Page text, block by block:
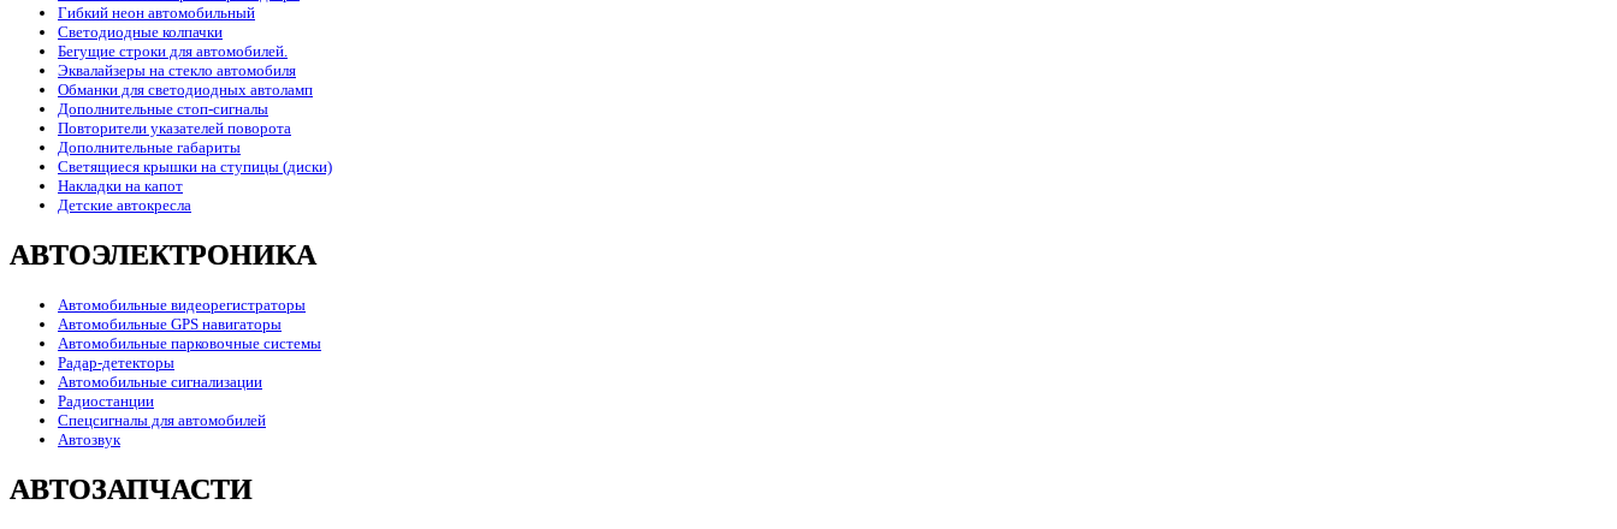
Гибкий неон автомобильный
Светодиодные колпачки
Бегущие строки для автомобилей.
Эквалайзеры на стекло автомобиля
Обманки для светодиодных автоламп
Дополнительные стоп-сигналы
Повторители указателей поворота
Дополнительные габариты
Светящиеся крышки на ступицы (диски)
Накладки на капот
Детские автокресла
АВТОЭЛЕКТРОНИКА
Автомобильные видеорегистраторы
Автомобильные GPS навигаторы
Автомобильные парковочные системы
Радар-детекторы
Автомобильные сигнализации
Радиостанции
Спецсигналы для автомобилей
Автозвук
АВТОЗАПЧАСТИ